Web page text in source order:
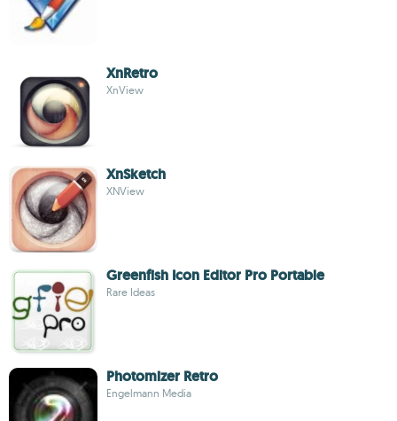
XnRetro
XnView
XnSketch
XNView
Greenfish Icon Editor Pro Portable
Rare Ideas
Photomizer Retro
Engelmann Media